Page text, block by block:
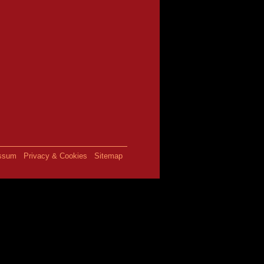
Privacy & Cookies Sitemap